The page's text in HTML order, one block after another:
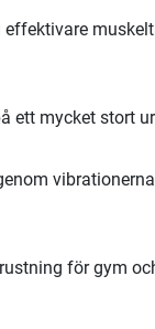
ett mycket stort
för gym